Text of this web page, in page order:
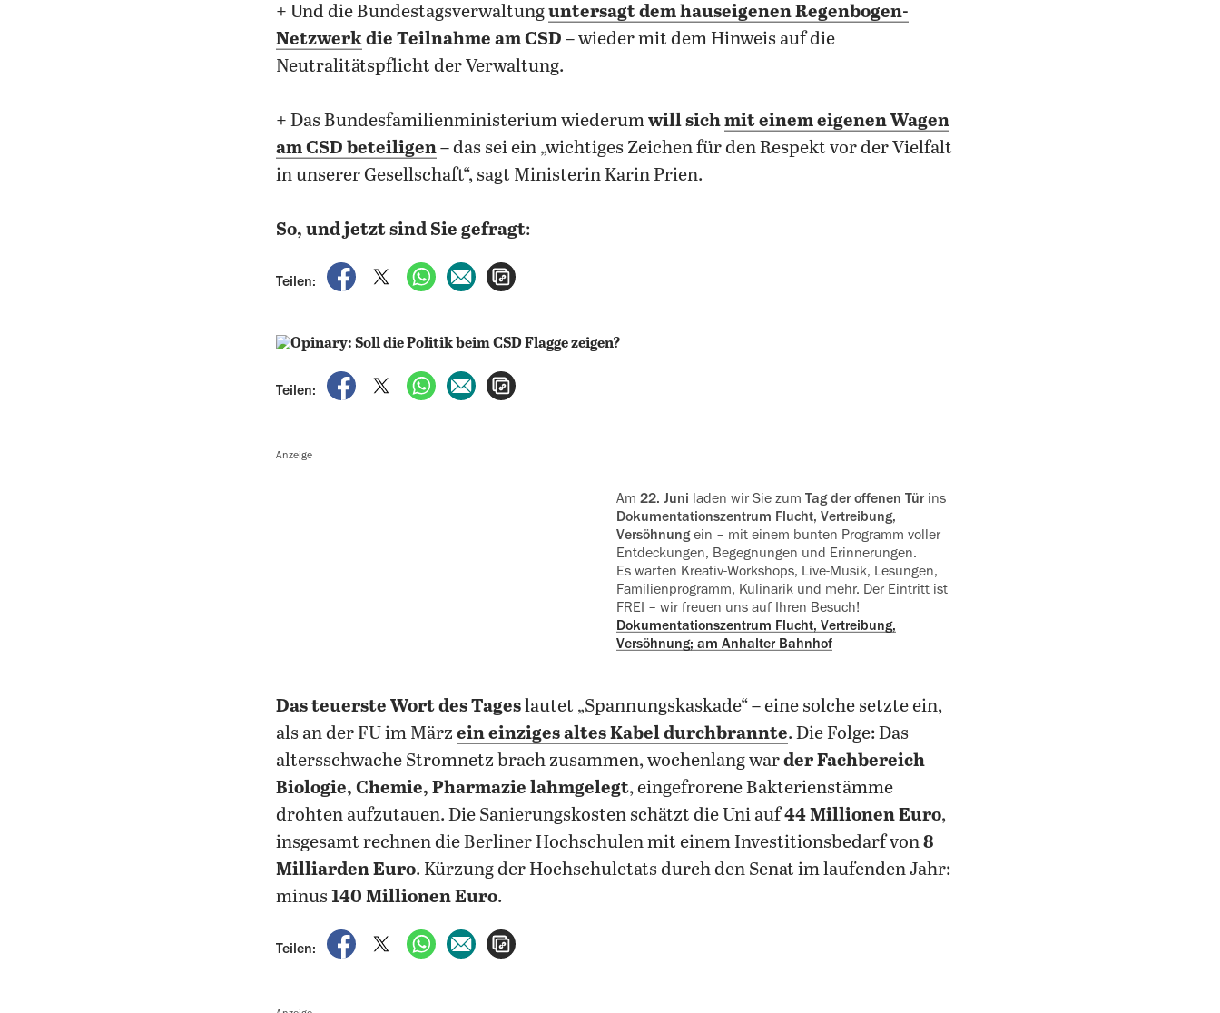
+ Und die Bundestagsverwaltunguntersagt dem hauseigenen Regenbogen-
Netzwerkdie Teilnahme am CSD – wieder mit dem Hinweis auf die
Neutralitätspflicht der Verwaltung.
+ Das Bundesfamilienministerium wiederumwill sichmit einem eigenen Wagen
am CSD beteiligen– das sei ein „wichtiges Zeichen für den Respekt vor der Vielfalt
in unserer Gesellschaft“, sagt Ministerin Karin Prien.
So, und jetzt sind Sie gefragt:
Teilen:
auf Facebook teilen
auf X teilenper WhatsApp teilen
per E-Mail teilen
Teilen:
auf Facebook teilen
auf X teilenper WhatsApp teilen
per E-Mail teilen
Anzeige
Am 22. Juni laden wir Sie zum Tag der offenen Tür ins
Dokumenta­tionszentrum Flucht, Vertreibung,
Versöhnungein – mit einem bunten Programm voller
Entdeckungen, Be‍gegnungen und Erinnerungen.
Es war‍ten Kreativ-Workshops, Live-Musik, Le‍sungen,
Familienprogramm, Kulinarik und mehr. Der Eintritt ist
FREI – wir freuen uns auf Ihren Besuch!
Dokumentationszentrum Flucht, ‍Vertreibung,
Versöhnung; am Anhalter Bahnhof
Das teuerste Wort des Tageslautet „Spannungskaskade“ – eine solche setzte ein,
als an der FU im März ein einziges altes Kabel durchbrannte. Die Folge: Das
altersschwache Stromnetz brach zusammen, wochenlang warder Fachbereich
Biologie, Chemie, Pharmazie lahmgelegt, eingefrorene Bakterienstämme
drohten aufzutauen. Die Sanierungskosten schätzt die Uni auf44 Millionen Euro,
insgesamt rechnen die Berliner Hochschulen mit einem Investitionsbedarf von8
Milliarden Euro. Kürzung der Hochschuletats durch den Senat im laufenden Jahr:
minus140 Millionen Euro.
Teilen:
auf Facebook teilen
auf X teilenper WhatsApp teilen
per E-Mail teilen